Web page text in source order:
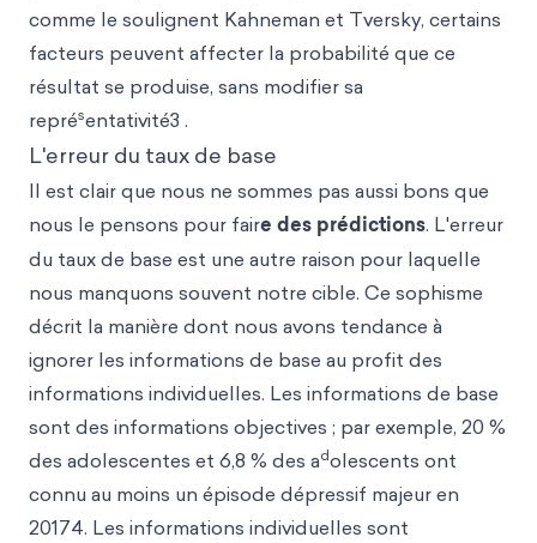
comme le soulignent Kahneman et Tversky, certains
facteurs peuvent affecter la probabilité que ce
résultat se produise, sans modifier sa
représentativité3 .
L'erreur du taux de base
Il est clair que nous ne sommes pas aussi bons que
nous le pensons pour faire des prédictions. L'erreur
du taux de base est une autre raison pour laquelle
nous manquons souvent notre cible. Ce sophisme
décrit la manière dont nous avons tendance à
ignorer les informations de base au profit des
informations individuelles. Les informations de base
sont des informations objectives ; par exemple, 20 %
des adolescentes et 6,8 % des adolescents ont
connu au moins un épisode dépressif majeur en
20174. Les informations individuelles sont